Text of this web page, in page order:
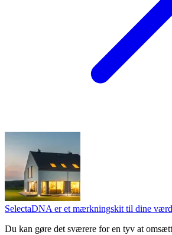
SelectaDNA er et mærkningskit til dine
Du kan gøre det sværere for en tyv at